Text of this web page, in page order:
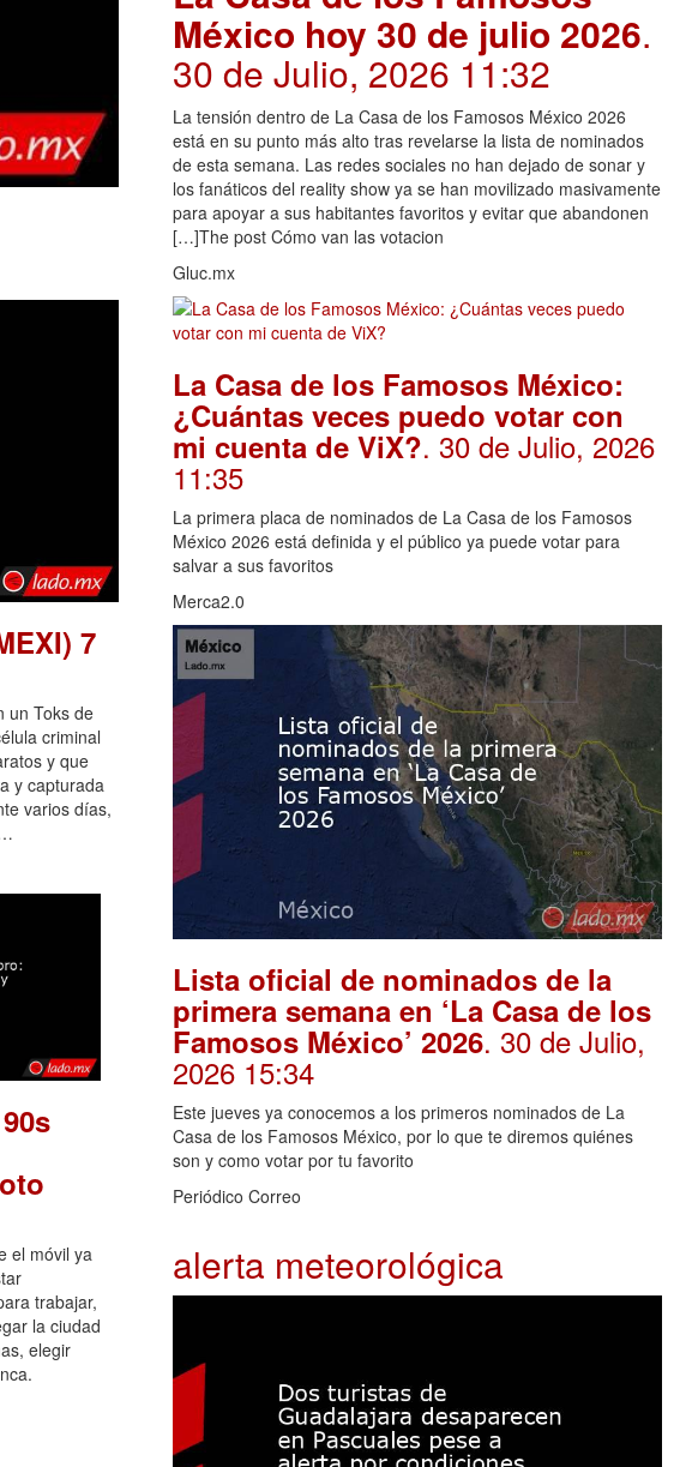
7
un Toks de
criminal
y que
y capturada
varios días,
el móvil ya
trabajar,
la ciudad
elegir
México hoy 30 de julio 2026.
30 de Julio, 2026 11:32
La tensión dentro de La Casa de los Famosos México 2026
está en su punto más alto tras revelarse la lista de nominados
de esta semana. Las redes sociales no han dejado de sonar y
los fanáticos del reality show ya se han movilizado masivamente
para apoyar a sus habitantes favoritos y evitar que abandonen
[…]The post Cómo van las votacion
Gluc.mx
La Casa de los Famosos México:
¿Cuántas veces puedo votar con
mi cuenta de ViX?. 30 de Julio, 2026
11:35
La primera placa de nominados de La Casa de los Famosos
México 2026 está definida y el público ya puede votar para
salvar a sus favoritos
Merca2.0
Lista oficial de nominados de la
primera semana en ‘La Casa de los
Famosos México’ 2026. 30 de Julio,
2026 15:34
Este jueves ya conocemos a los primeros nominados de La
Casa de los Famosos México, por lo que te diremos quiénes
son y como votar por tu favorito
Periódico Correo
alerta meteorológica